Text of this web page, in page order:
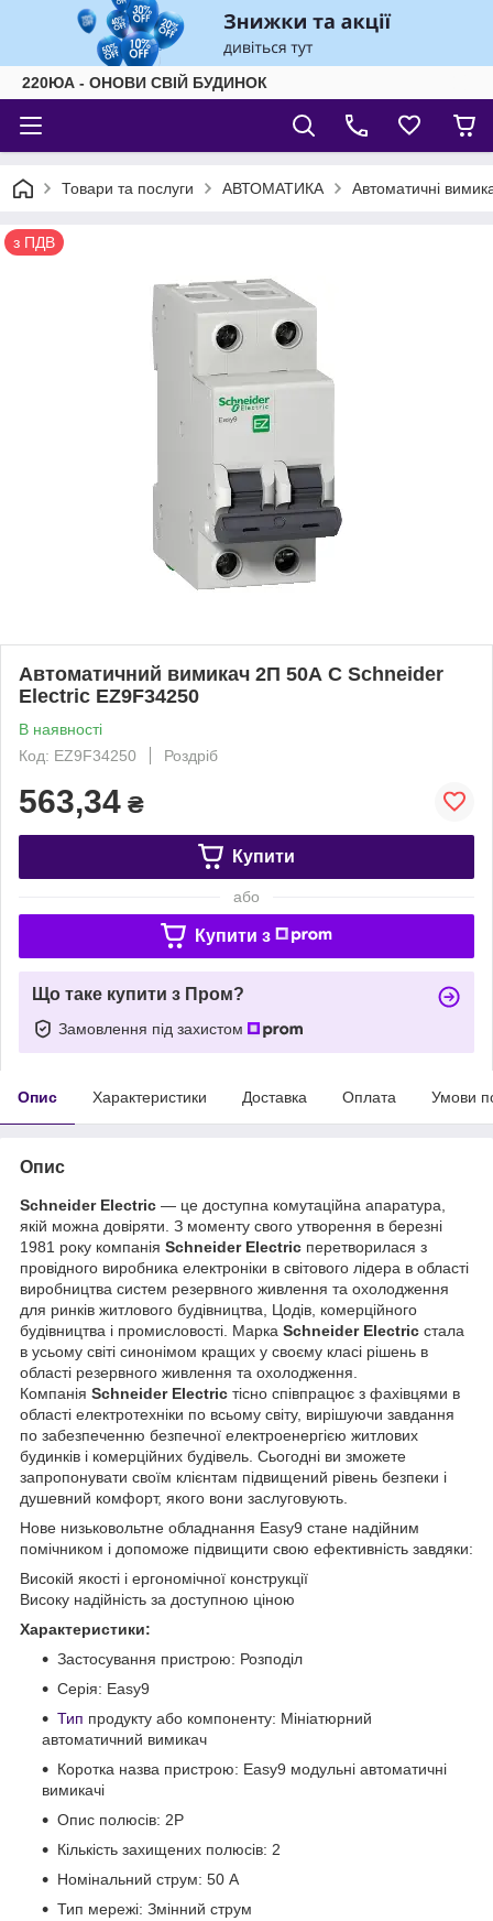
220ЮА - ОНОВИ СВІЙ БУДИНОК
Товари та послуги АВТОМАТИКА Автоматичні
з ПДВ
Автоматичний вимикач 2П 50А С Schneider
Electric EZ9F34250
В наявності
Код: EZ9F34250
Роздріб
563,34 ₴
Купити
або
Купити з
Що таке купити з Пром?
Замовлення під захистом
Опис Характеристики Доставка Оплата Умови
Опис
Schneider Electric — це доступна комутаційна апаратура,
якій можна довіряти. З моменту свого утворення в березні
1981 року компанія Schneider Electric перетворилася з
провідного виробника електроніки в світового лідера в області
виробництва систем резервного живлення та охолодження
для ринків житлового будівництва, Цодів, комерційного
будівництва і промисловості. Марка Schneider Electric стала
в усьому світі синонімом кращих у своєму класі рішень в
області резервного живлення та охолодження.
Компанія Schneider Electric тісно співпрацює з фахівцями в
області електротехніки по всьому світу, вирішуючи завдання
по забезпеченню безпечної електроенергією житлових
будинків і комерційних будівель. Сьогодні ви зможете
запропонувати своїм клієнтам підвищений рівень безпеки і
душевний комфорт, якого вони заслуговують.
Нове низьковольтне обладнання Easy9 стане надійним
помічником і допоможе підвищити свою ефективність завдяки:
Високій якості і ергономічної конструкції
Високу надійність за доступною ціною
Характеристики:
Застосування пристрою: Розподіл
Серія: Easy9
Тип продукту або компоненту: Мініатюрний
автоматичний вимикач
Коротка назва пристрою: Easy9 модульні автоматичні
вимикачі
Опис полюсів: 2P
Кількість захищених полюсів: 2
Номінальний струм: 50 А
Тип мережі: Змінний струм